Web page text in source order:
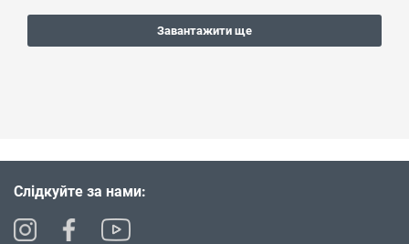
Завантажити ще
Слідкуйте за нами: